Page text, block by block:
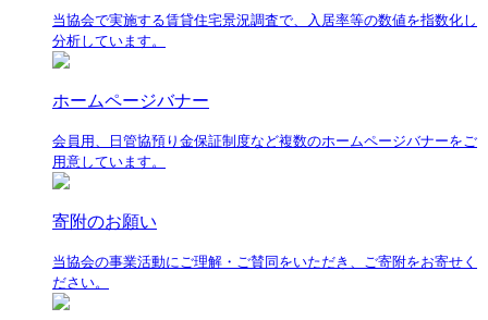
当協会で実施する賃貸住宅景況調査で、入居率等の数値を指数化し
分析しています。
ホームページバナー
会員用、日管協預り金保証制度など複数のホームページバナーをご
用意しています。
寄附のお願い
当協会の事業活動にご理解・ご賛同をいただき、ご寄附をお寄せく
ださい。